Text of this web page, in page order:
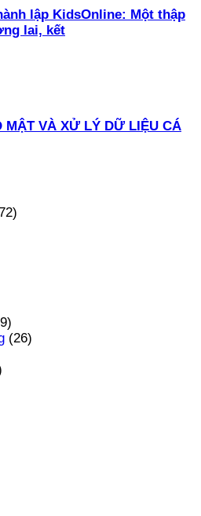
lập KidsOnline: Một thập
lai, kết
MẬT VÀ XỬ LÝ DỮ LIỆU CÁ
(26)